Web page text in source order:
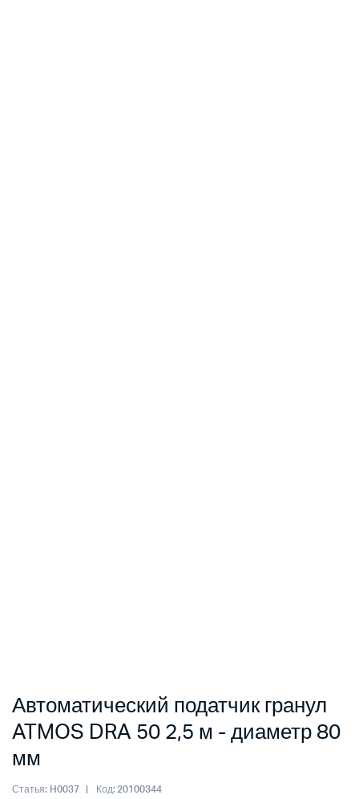
Автоматический податчик гранул
ATMOS DRA 50 2,5 м - диаметр 80
мм
Статья: H0037 Код:20100344